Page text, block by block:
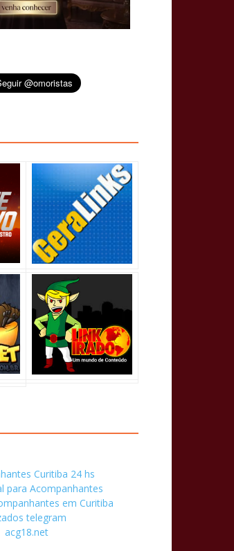
Curitiba 24 hs
para Acompanhantes
em Curitiba
telegram
acg18.net